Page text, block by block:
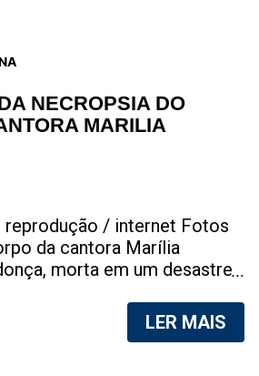
NECROPSIA DO
MARILIA
reprodução / internet Fotos
da cantora Marília
morta em um desastre
vazadas na internet. A
de fotos do corpo de
LER MAIS